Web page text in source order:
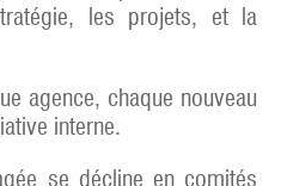
les projets, et la
agence, chaque nouveau
interne.
se décline en comités